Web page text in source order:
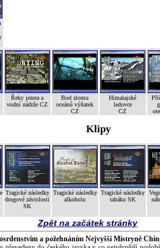
Řeky jezera a
vodní nádrže CZ
Bod zlomu
oceánů výňatek
CZ
Himalajské
ledovce
CZ
Klipy
Tragické následky
drogové závislosti
SK
Tragické následky
alkoholu
Tragické následky
tabáku SK
Zpět na začátek stránky
a požehnáním Nejvyšší Mistryně